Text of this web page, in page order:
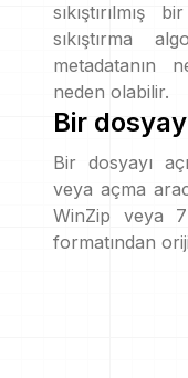
sıkıştırılmış
sıkıştırma
metadatanın
neden olabilir.
Bir
Bir dosyayı
veya açma
WinZip veya
formatından